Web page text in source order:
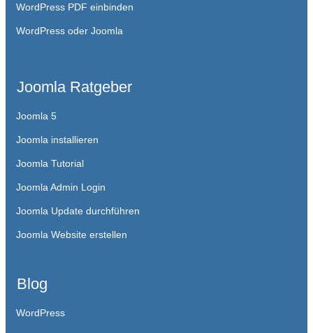
WordPress PDF einbinden
WordPress oder Joomla
Joomla Ratgeber
Joomla 5
Joomla installieren
Joomla Tutorial
Joomla Admin Login
Joomla Update durchführen
Joomla Website erstellen
Blog
WordPress